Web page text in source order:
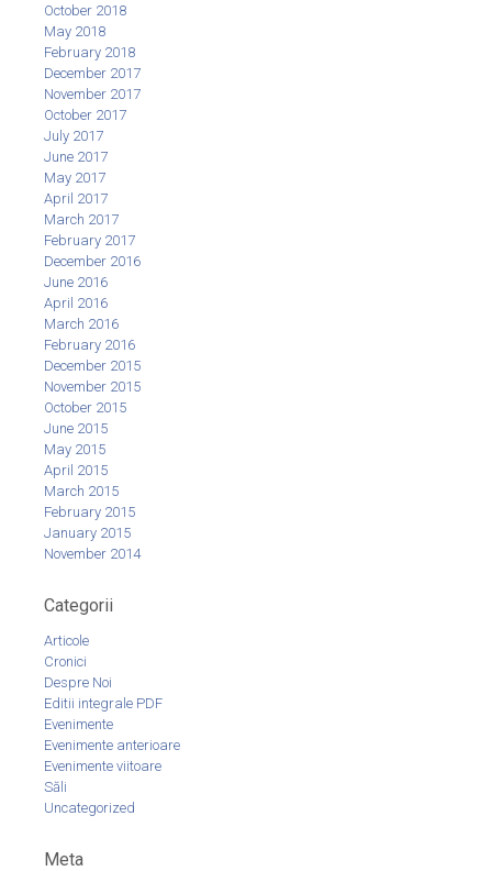
October 2018
May 2018
February 2018
December 2017
November 2017
October 2017
July 2017
June 2017
May 2017
April 2017
March 2017
February 2017
December 2016
June 2016
April 2016
March 2016
February 2016
December 2015
November 2015
October 2015
June 2015
May 2015
April 2015
March 2015
February 2015
January 2015
November 2014
Categorii
Articole
Cronici
Despre Noi
Editii integrale PDF
Evenimente
Evenimente anterioare
Evenimente viitoare
Săli
Uncategorized
Meta